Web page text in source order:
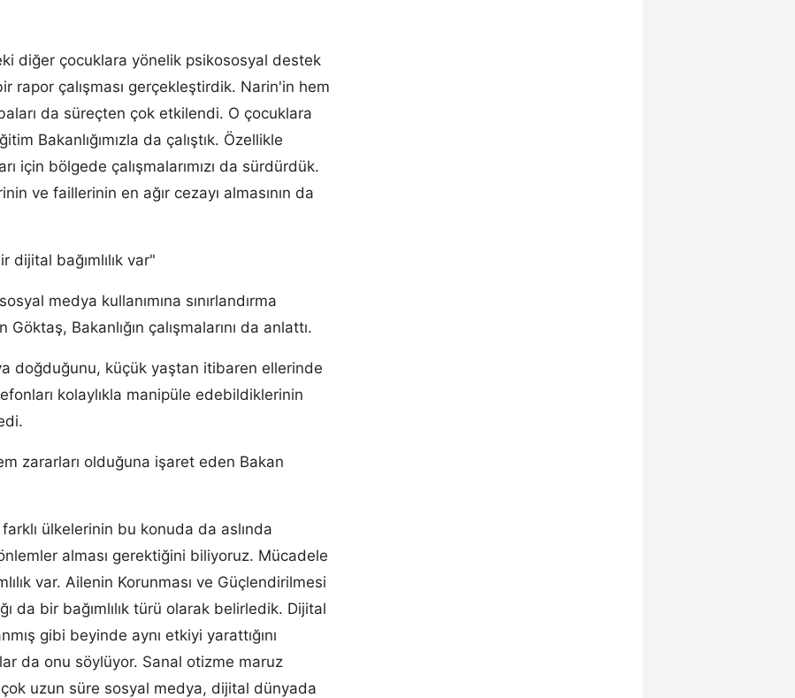
diğer çocuklara yönelik psikososyal destek
rapor çalışması gerçekleştirdik. Narin'in hem
da süreçten çok etkilendi. O çocuklara
Bakanlığımızla da çalıştık. Özellikle
için bölgede çalışmalarımızı da sürdürdük.
ve faillerinin en ağır cezayı almasının da
bağımlılık var"
medya kullanımına sınırlandırma
Bakanlığın çalışmalarını da anlattı.
doğduğunu, küçük yaştan itibaren ellerinde
kolaylıkla manipüle edebildiklerinin
zararları olduğuna işaret eden Bakan
ülkelerinin bu konuda da aslında
alması gerektiğini biliyoruz. Mücadele
var. Ailenin Korunması ve Güçlendirilmesi
da bir bağımlılık türü olarak belirledik. Dijital
gibi beyinde aynı etkiyi yarattığını
da onu söylüyor. Sanal otizme maruz
uzun süre sosyal medya, dijital dünyada